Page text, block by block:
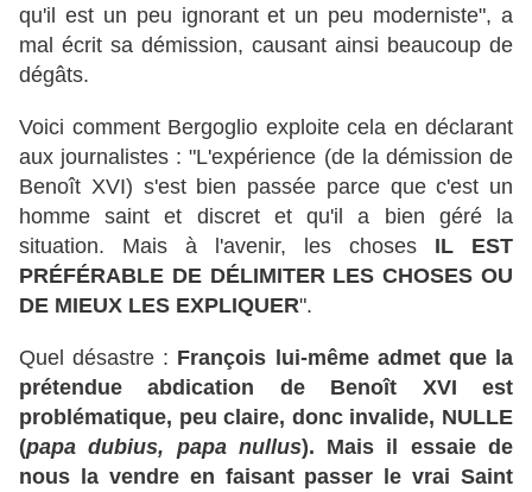
qu'il est un peu ignorant et un peu moderniste", a
mal écrit sa démission, causant ainsi beaucoup de
dégâts.
Voici comment Bergoglio exploite cela en déclarant
aux journalistes : "L'expérience (de la démission de
Benoît XVI) s'est bien passée parce que c'est un
homme saint et discret et qu'il a bien géré la
situation. Mais à l'avenir, les choses IL EST
PRÉFÉRABLE DE DÉLIMITER LES CHOSES OU
DE MIEUX LES EXPLIQUER".
Quel désastre : François lui-même admet que la
prétendue abdication de Benoît XVI est
problématique, peu claire, donc invalide, NULLE
(papa dubius, papa nullus). Mais il essaie de
nous la vendre en faisant passer le vrai Saint